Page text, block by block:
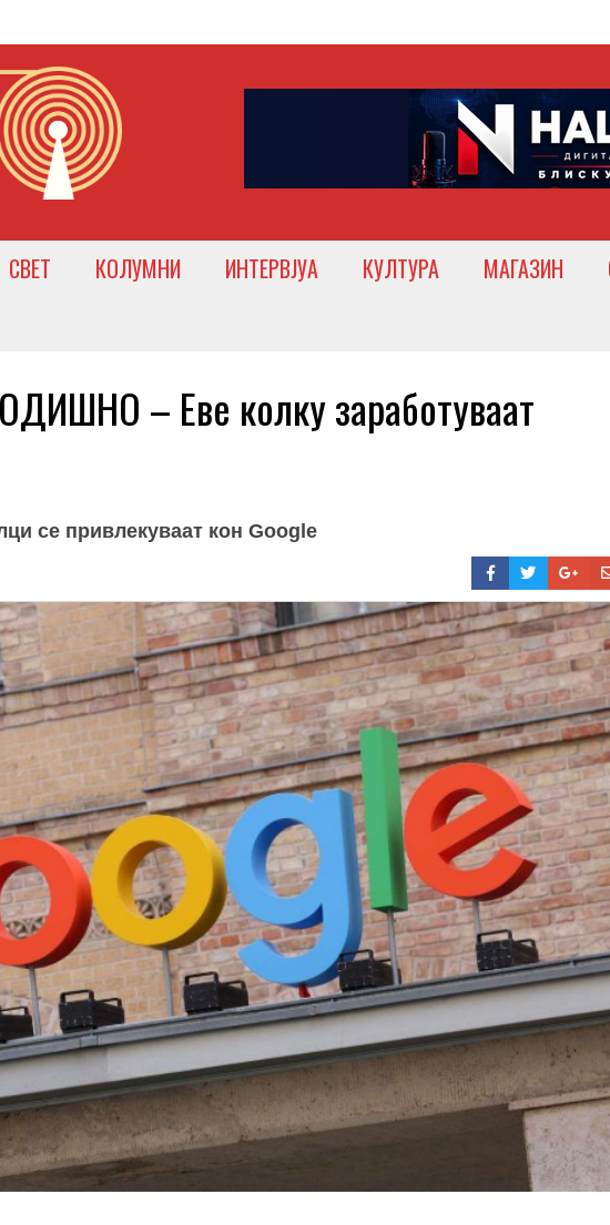
СВЕТ КОЛУМНИ ИНТЕРВЈУА КУЛТУРА МАГАЗИН
– Еве колку заработуваат
се привлекуваат кон Google